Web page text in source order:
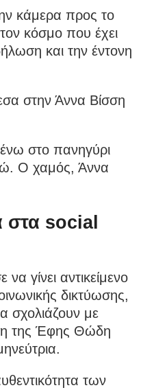
κάμερα προς το
κόσμο που έχει
και την έντονη
στην Άννα Βίσση
στο πανηγύρι
Ο χαμός, Άννα
στα social
γίνει αντικείμενο
δικτύωσης,
σχολιάζουν με
της Έφης Θώδη
των